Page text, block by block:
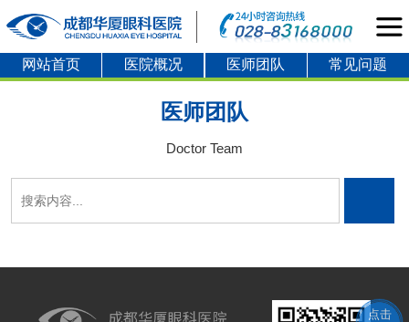
网站首页 医院概况 医师团队 常见问题
医师团队
Doctor Team
点击